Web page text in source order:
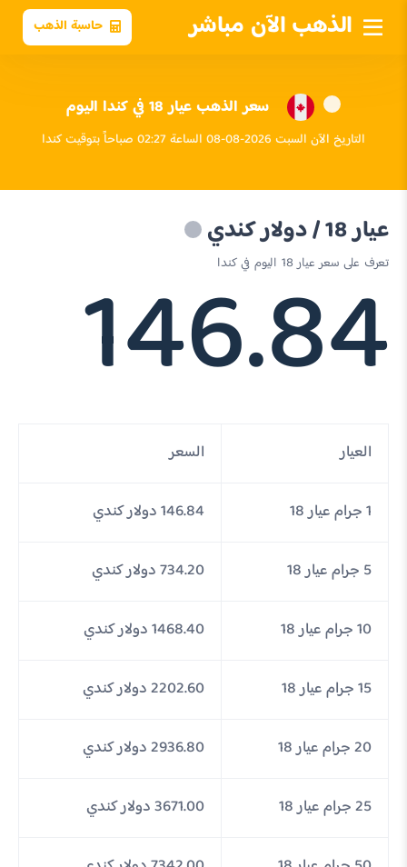
الذهب الآن مباشر حاسبة الذهب
سعر الذهب عيار 18 في كندا اليوم
التاريخ الآن السبت 2026-08-08 الساعة 02:27 صباحاً بتوقيت كندا
عيار 18 / دولار كندي
تعرف على سعر عيار 18 اليوم في كندا
146.84
العيار السعر
1 جرام عيار 18 146.84 دولار كندي
5 جرام عيار 18 734.20 دولار كندي
10 جرام عيار 18 1468.40 دولار كندي
15 جرام عيار 18 2202.60 دولار كندي
20 جرام عيار 18 2936.80 دولار كندي
25 جرام عيار 18 3671.00 دولار كندي